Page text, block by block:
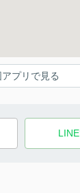
プリで見る